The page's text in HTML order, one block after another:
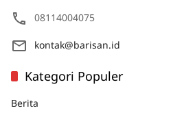
08114004075
kontak@barisan.id
Kategori Populer
Berita